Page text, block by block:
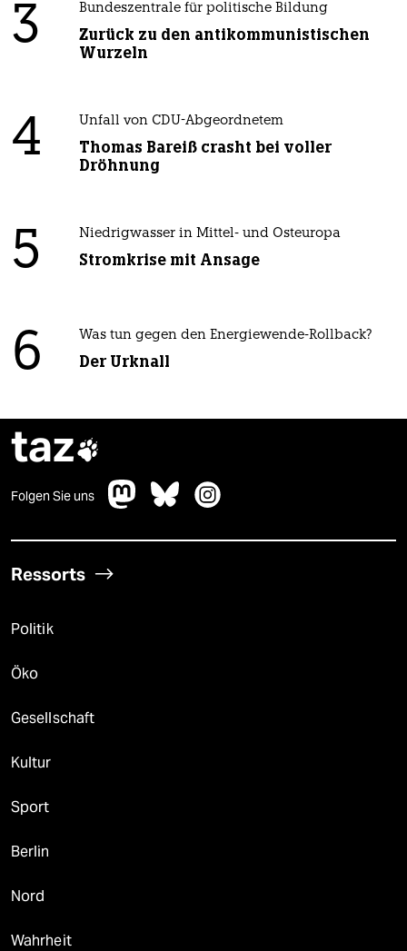
3 Bundeszentrale für politische Bildung
Zurück zu den antikommunistischen
Wurzeln
4 Unfall von CDU-Abgeordnetem
Thomas Bareiß crasht bei voller
Dröhnung
5 Niedrigwasser in Mittel- und Osteuropa
Stromkrise mit Ansage
6 Was tun gegen den Energiewende-Rollback?
Der Urknall
taz
Folgen Sie uns
Ressorts
Politik
Öko
Gesellschaft
Kultur
Sport
Berlin
Nord
Wahrheit